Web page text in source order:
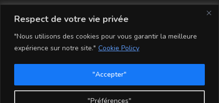
Respect de votre vie privée
"Nous utilisons des cookies pour vous garantir la meilleure
expérience sur notre site." Cookie Policy
"Préférences"
"Accepter"
La carte
Conditions Générales de Vente Mentions légales
Mon compte
Politique de Confidentialité et Cookie